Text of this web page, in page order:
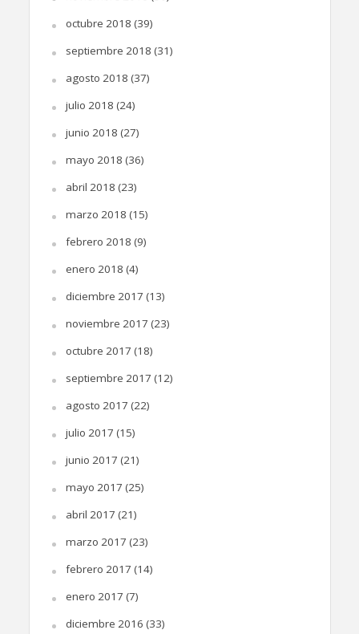
octubre 2018 (39)
septiembre 2018 (31)
agosto 2018 (37)
julio 2018 (24)
junio 2018 (27)
mayo 2018 (36)
abril 2018 (23)
marzo 2018 (15)
febrero 2018 (9)
enero 2018 (4)
diciembre 2017 (13)
noviembre 2017 (23)
octubre 2017 (18)
septiembre 2017 (12)
agosto 2017 (22)
julio 2017 (15)
junio 2017 (21)
mayo 2017 (25)
abril 2017 (21)
marzo 2017 (23)
febrero 2017 (14)
enero 2017 (7)
diciembre 2016 (33)